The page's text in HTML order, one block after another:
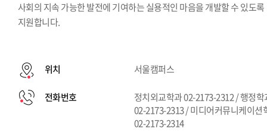
사회의 지속 가능한 발전에 기여하는 실용적인 마음을 개발할 수 있도록
지원합니다.
위치 서울캠퍼스
전화번호
정치외교학과 02-2173-2312 / 행정학
02-2173-2313 / 미디어커뮤니케이션
02-2173-2314